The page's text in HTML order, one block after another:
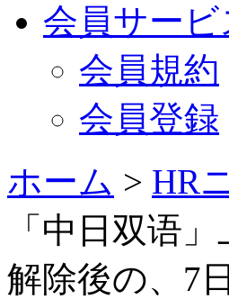
会員サービ
会員規約
会員登録
ホーム > HR
「中日双语
解除後の、7